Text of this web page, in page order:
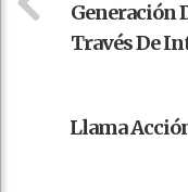
Generación
Través De
Llama